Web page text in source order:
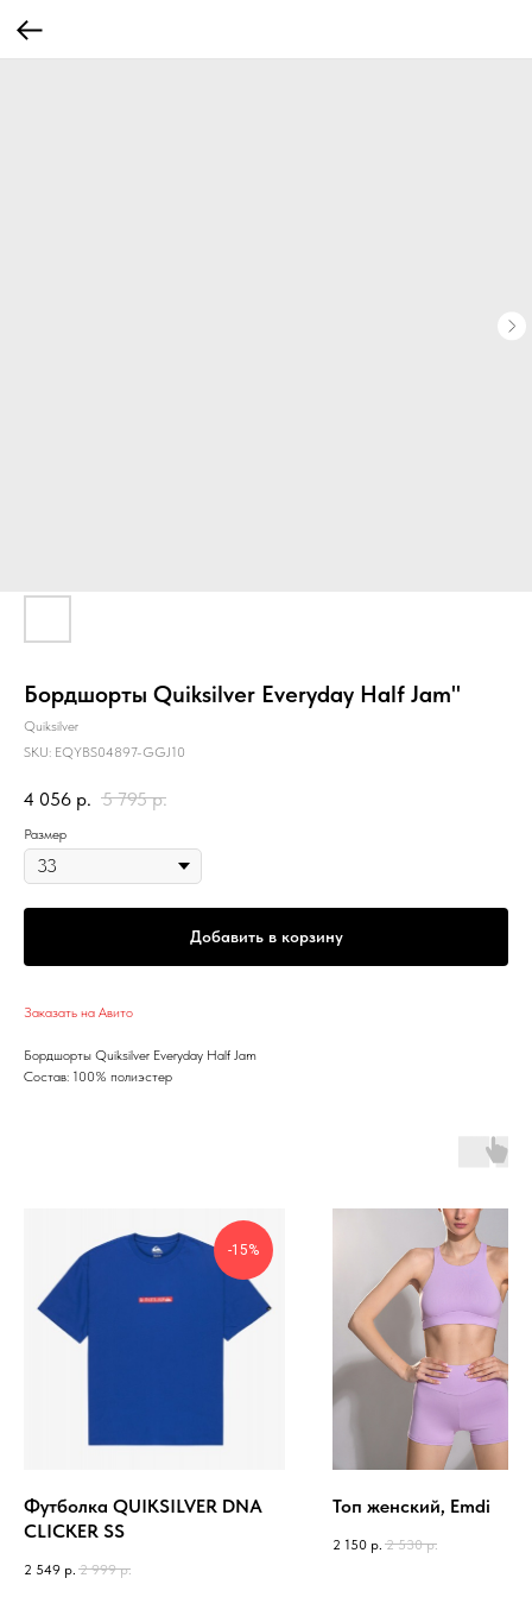
Бордшорты Quiksilver Everyday Half Jam"
Quiksilver
SKU: EQYBS04897-GGJ10
4 056 р. 5 795 р.
Размер
Добавить в корзину
Заказать на Авито
Бордшорты Quiksilver Everyday Half Jam
Состав: 100% полиэстер
-15%
Футболка QUIKSILVER DNA
CLICKER SS
2 549 р. 2 999 р.
Топ женский, Emdi
2 150 р. 2 530 р.